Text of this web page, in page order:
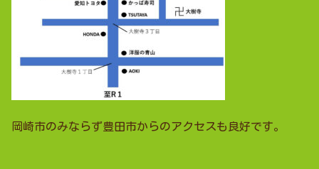
岡崎市のみならず豊田市からのアクセスも良好です。